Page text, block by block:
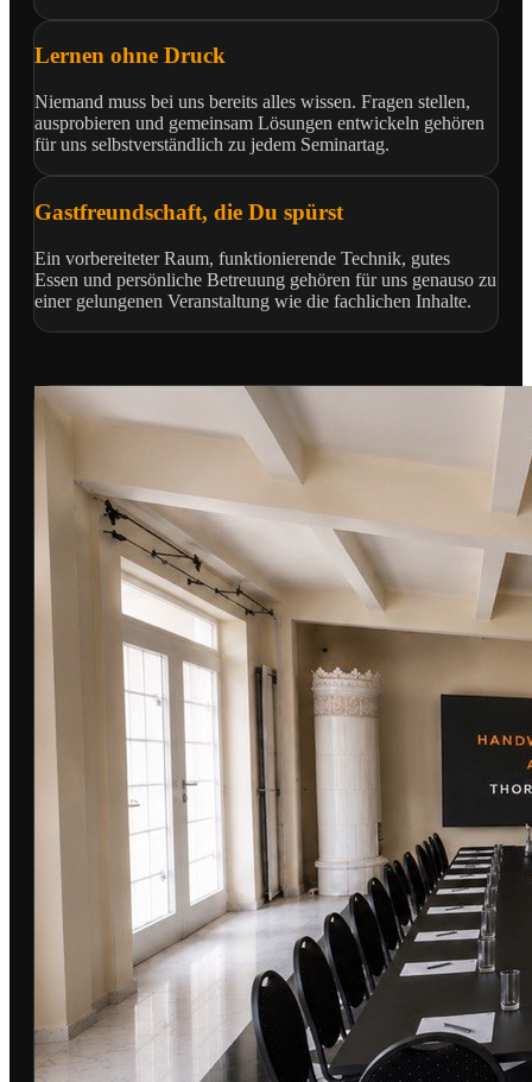
Lernen ohne Druck
Niemand muss bei uns bereits alles wissen. Fragen stellen,
ausprobieren und gemeinsam Lösungen entwickeln gehören
für uns selbstverständlich zu jedem Seminartag.
Gastfreundschaft, die Du spürst
Ein vorbereiteter Raum, funktionierende Technik, gutes
Essen und persönliche Betreuung gehören für uns genauso zu
einer gelungenen Veranstaltung wie die fachlichen Inhalte.